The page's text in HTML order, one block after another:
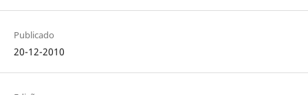
Publicado
20-12-2010